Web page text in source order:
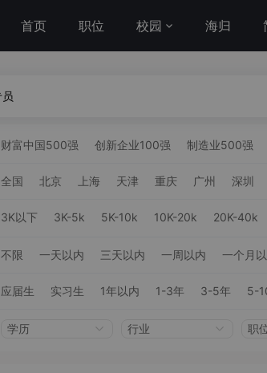
首页 职位 校园 海归
财富中国500强 创新企业100强 制造业500强
全国 北京 上海 天津 重庆 广州 深圳
3K以下 3K-5k 5K-10k 10K-20k 20K-40k
不限 一天以内 三天以内 一周以内 一个月
应届生 实习生 1年以内 1-3年 3-5年 5-
学历 行业 职